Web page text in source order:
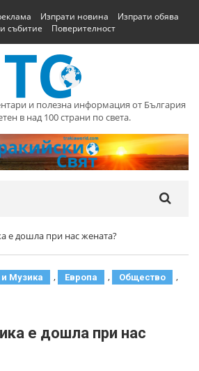
Изпрати новина
Изпрати обява
събитие
Поверителност
и полезна информация от България
в над 100 страни по света.
е дошла при нас жената?
Музика , Европа , Общество ,
е дошла при нас